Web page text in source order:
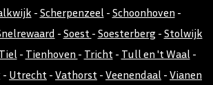
- Scherpenzeel - Schoonhoven -
- Soest - Soesterberg - Stolwijk
Tiel - Tienhoven - Tricht- Tull en 't Waal -
- Utrecht - Vathorst - Veenendaal - Vianen